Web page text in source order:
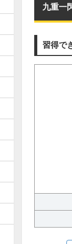
九重一
習得で